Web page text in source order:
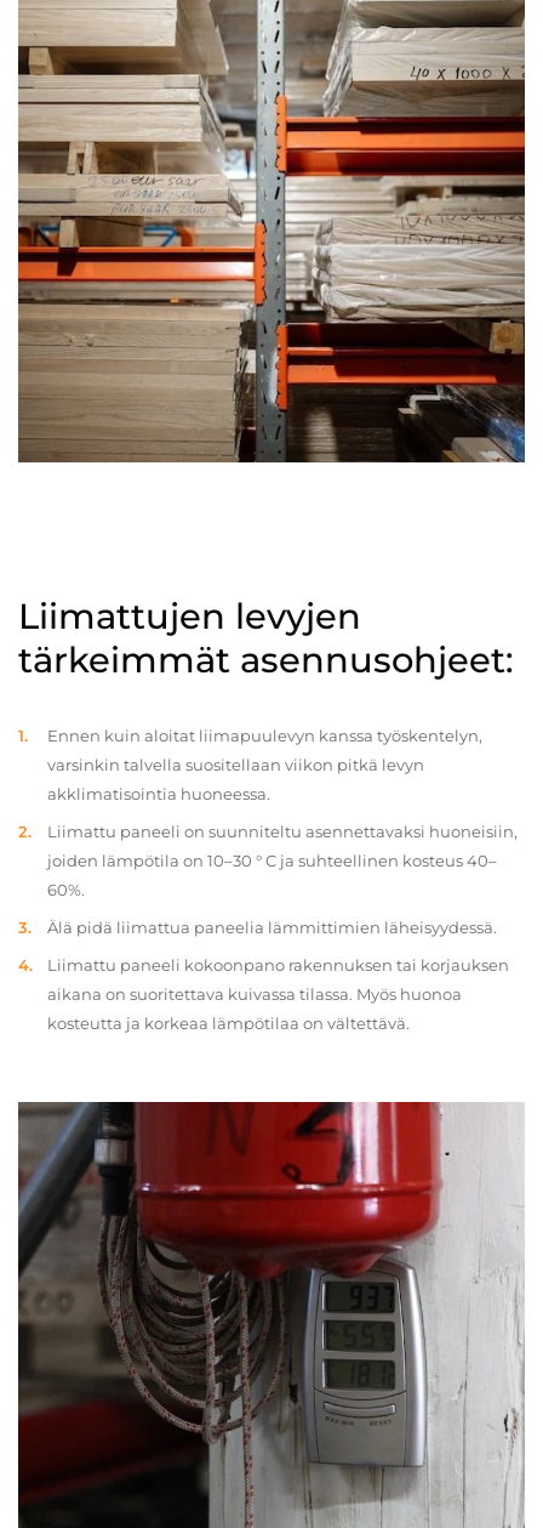
Liimattujen levyjen
tärkeimmät asennusohjeet:
Ennen kuin aloitat liimapuulevyn kanssa työskentelyn,
varsinkin talvella suositellaan viikon pitkä levyn
akklimatisointia huoneessa.
Liimattu paneeli on suunniteltu asennettavaksi huoneisiin,
joiden lämpötila on 10–30 ° C ja suhteellinen kosteus 40–
60%.
Älä pidä liimattua paneelia lämmittimien läheisyydessä.
Liimattu paneeli kokoonpano rakennuksen tai korjauksen
aikana on suoritettava kuivassa tilassa. Myös huonoa
kosteutta ja korkeaa lämpötilaa on vältettävä.